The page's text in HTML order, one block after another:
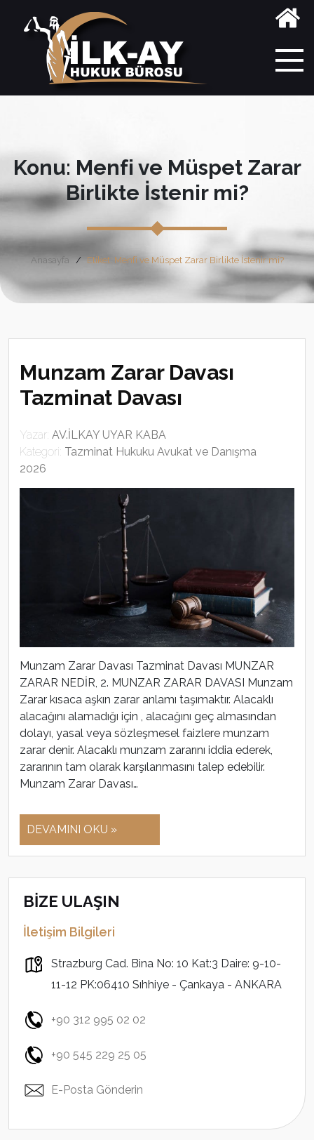
Konu: Menfi ve Müspet Zarar
Birlikte İstenir mi?
Anasayfa Etiket: Menfi ve Müspet Zarar Birlikte İstenir mi?
Munzam Zarar Davası
Tazminat Davası
Yazar: AV.İLKAY UYAR KABA
Kategori: Tazminat Hukuku Avukat ve Danışma
2026
Munzam Zarar Davası Tazminat Davası MUNZAR
ZARAR NEDİR, 2. MUNZAR ZARAR DAVASI Munzam
Zarar kısaca aşkın zarar anlamı taşımaktır. Alacaklı
alacağını alamadığı için , alacağını geç almasından
dolayı, yasal veya sözleşmesel faizlere munzam
zarar denir. Alacaklı munzam zararını iddia ederek,
zararının tam olarak karşılanmasını talep edebilir.
Munzam Zarar Davası…
DEVAMINI OKU »
BİZE ULAŞIN
İletişim Bilgileri
Strazburg Cad. Bina No: 10 Kat:3 Daire: 9-10-
11-12 PK:06410 Sıhhiye - Çankaya - ANKARA
+90 312 995 02 02
+90 545 229 25 05
E-Posta Gönderin